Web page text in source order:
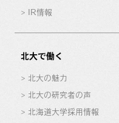
IR情報
北大で働く
北大の魅力
北大の研究者の声
北海道大学採用情報